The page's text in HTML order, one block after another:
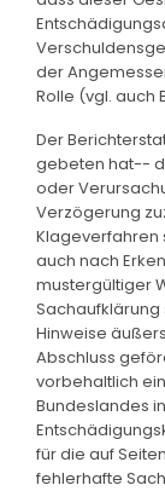
der
Rolle (vgl. auch
Der
gebeten hat--
oder
Verzögerung
Klageverfahren
auch nach
mustergültiger
Hinweise
Abschluss
vorbehaltlich
Bundeslandes
für die auf
fehlerhafte